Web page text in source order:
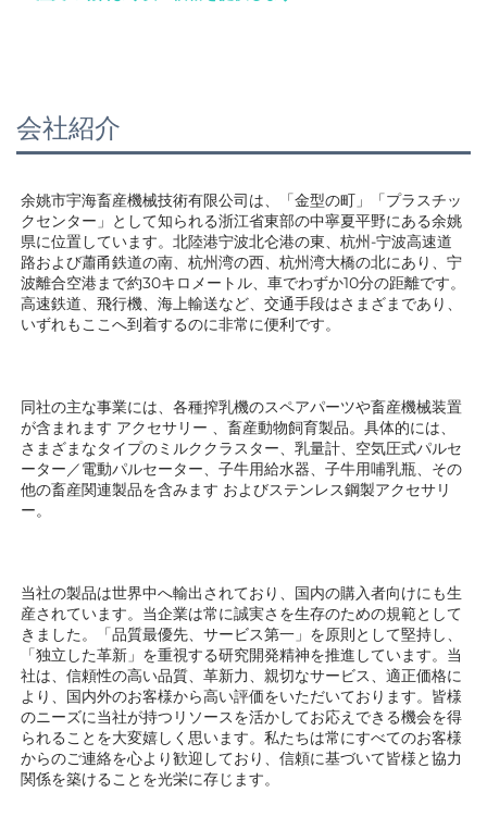
会社紹介
余姚市宇海畜産機械技術有限公司は、「金型の町」「プラスチッ
クセンター」として知られる浙江省東部の中寧夏平野にある余姚
県に位置しています。北陸港宁波北仑港の東、杭州-宁波高速道
路および蕭甬鉄道の南、杭州湾の西、杭州湾大橋の北にあり、宁
波離合空港まで約30キロメートル、車でわずか10分の距離です。
高速鉄道、飛行機、海上輸送など、交通手段はさまざまであり、
いずれもここへ到着するのに非常に便利です。
同社の主な事業には、各種搾乳機のスペアパーツや畜産機械装置
が含まれます アクセサリー 、畜産動物飼育製品。具体的には、
さまざまなタイプのミルククラスター、乳量計、空気圧式パルセ
ーター／電動パルセーター、子牛用給水器、子牛用哺乳瓶、その
他の畜産関連製品を含みます およびステンレス鋼製アクセサリ
ー。
当社の製品は世界中へ輸出されており、国内の購入者向けにも生
産されています。当企業は常に誠実さを生存のための規範として
きました。「品質最優先、サービス第一」を原則として堅持し、
「独立した革新」を重視する研究開発精神を推進しています。当
社は、信頼性の高い品質、革新力、親切なサービス、適正価格に
より、国内外のお客様から高い評価をいただいております。皆様
のニーズに当社が持つリソースを活かしてお応えできる機会を得
られることを大変嬉しく思います。私たちは常にすべてのお客様
からのご連絡を心より歓迎しており、信頼に基づいて皆様と協力
関係を築けることを光栄に存じます。